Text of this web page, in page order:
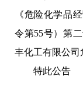
《危险化学品
令第55号）第
丰化工有限公司
特此公告